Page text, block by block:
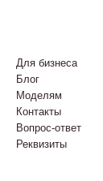
Для бизнеса
Блог
Моделям
Контакты
Вопрос-ответ
Реквизиты